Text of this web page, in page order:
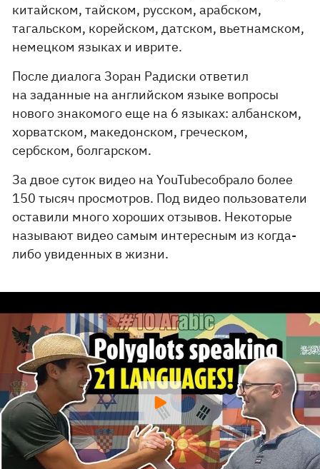
китайском, тайском, русском, арабском,
тагальском, корейском, датском, вьетнамском,
немецком языках и иврите.
После диалога Зоран Радиски ответил
на заданные на английском языке вопросы
нового знакомого еще на 6 языках: албанском,
хорватском, македонском, греческом,
сербском, болгарском.
За двое суток видео на YouTubeсобрало более
150 тысяч просмотров. Под видео пользователи
оставили много хороших отзывов. Некоторые
называют видео самым интересным из когда-
либо увиденных в жизни.